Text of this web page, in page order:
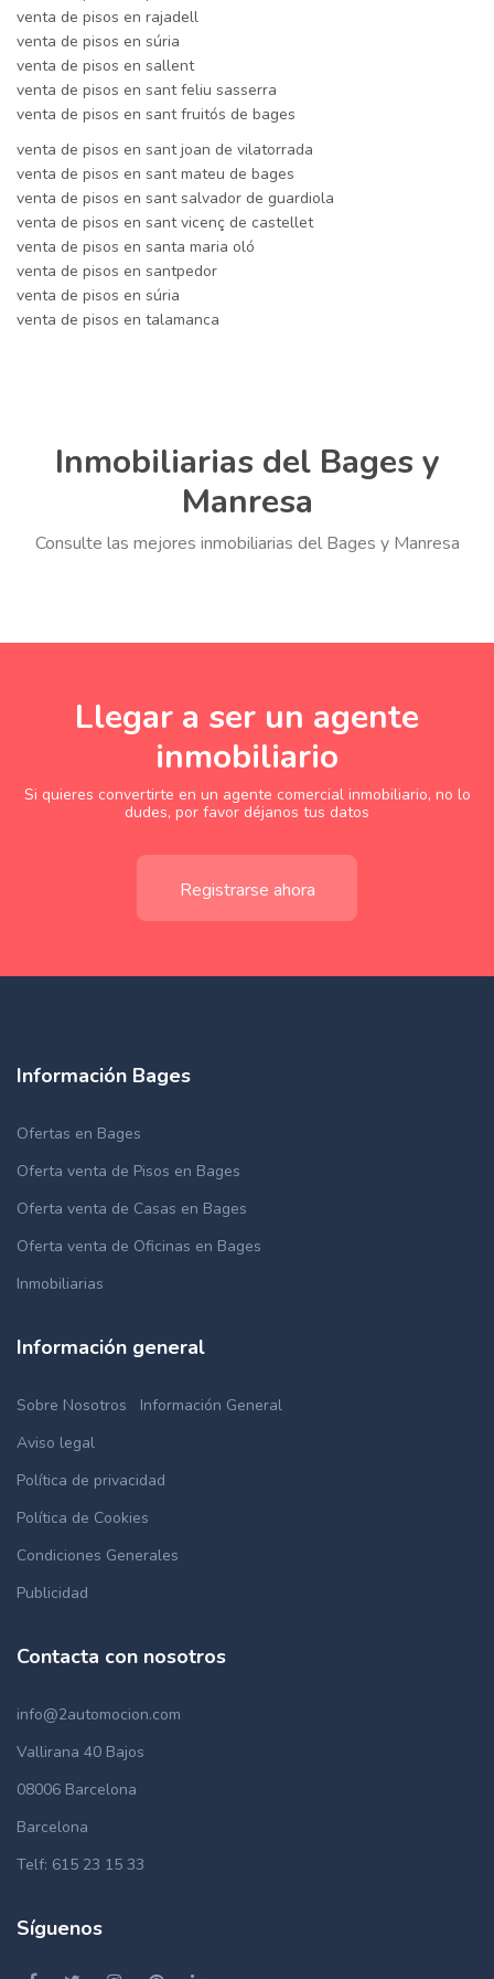
venta de pisos en rajadell
venta de pisos en súria
venta de pisos en sallent
venta de pisos en sant feliu sasserra
venta de pisos en sant fruitós de bages
venta de pisos en sant joan de vilatorrada
venta de pisos en sant mateu de bages
venta de pisos en sant salvador de guardiola
venta de pisos en sant vicenç de castellet
venta de pisos en santa maria oló
venta de pisos en santpedor
venta de pisos en súria
venta de pisos en talamanca
Inmobiliarias del Bages y
Manresa
Consulte las mejores inmobiliarias del Bages y Manresa
Llegar a ser un agente
inmobiliario
Si quieres convertirte en un agente comercial inmobiliario, no lo
dudes, por favor déjanos tus datos
Registrarse ahora
Información Bages
Ofertas en Bages
Oferta venta de Pisos en Bages
Oferta venta de Casas en Bages
Oferta venta de Oficinas en Bages
Inmobiliarias
Información general
Sobre Nosotros
Información General
Aviso legal
Política de privacidad
Política de Cookies
Condiciones Generales
Publicidad
Contacta con nosotros
info@2automocion.com
Vallirana 40 Bajos
08006 Barcelona
Barcelona
Telf: 615 23 15 33
Síguenos